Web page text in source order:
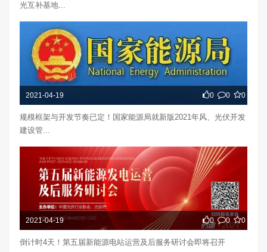
光互补基地...
2021-04-19 0 0 0
规模框架与开发节奏已定！国家能源局就新版2021年风、光伏开发
建设管...
2021-04-19 0 0 0
倒计时4天！第五届新能源电站运营及后服务研讨会即将召开